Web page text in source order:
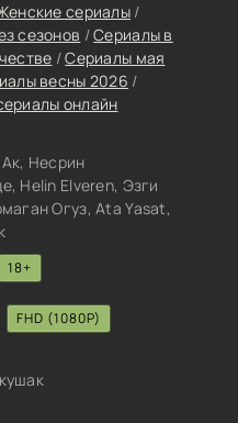
сериалы /
сезонов /Сериалы в
/Сериалы мая
весны 2026 /
онлайн
Несрин
Helin Elveren, Эзги
Огуз, Ata Yasat,
18+
FHD (1080P)